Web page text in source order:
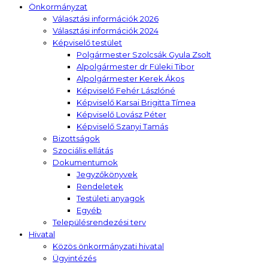
Önkormányzat
Választási információk 2026
Választási információk 2024
Képviselő testület
Polgármester Szolcsák Gyula Zsolt
Alpolgármester dr Füleki Tibor
Alpolgármester Kerek Ákos
Képviselő Fehér Lászlóné
Képviselő Karsai Brigitta Tímea
Képviselő Lovász Péter
Képviselő Szanyi Tamás
Bizottságok
Szociális ellátás
Dokumentumok
Jegyzőkönyvek
Rendeletek
Testületi anyagok
Egyéb
Településrendezési terv
Hivatal
Közös önkormányzati hivatal
Ügyintézés